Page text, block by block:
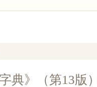
典》（第13版